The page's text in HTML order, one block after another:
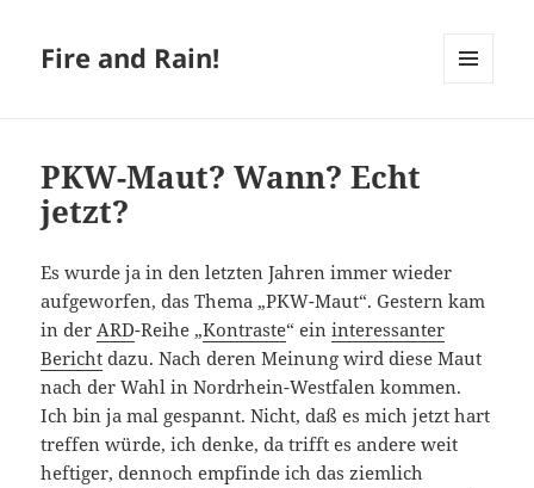
Fire and Rain!
PKW-Maut? Wann? Echt
jetzt?
Es wurde ja in den letzten Jahren immer wieder
aufgeworfen, das Thema „PKW-Maut“. Gestern kam
in derARD-Reihe „Kontraste“ eininteressanter
Bericht dazu. Nach deren Meinung wird diese Maut
nach der Wahl in Nordrhein-Westfalen kommen.
Ich bin ja mal gespannt. Nicht, daß es mich jetzt hart
treffen würde, ich denke, da trifft es andere weit
heftiger, dennoch empfinde ich das ziemlich